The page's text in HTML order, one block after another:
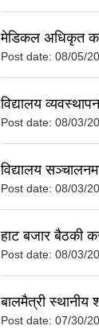
मेडिकल अधिकृत
Post date: 08/05/
विद्यालय
Post date: 08/03/
विद्यालय
Post date: 08/03/
हाट बजार बैठकी
Post date: 08/03/
बालमैत्री स्थानीय
Post date: 07/30/